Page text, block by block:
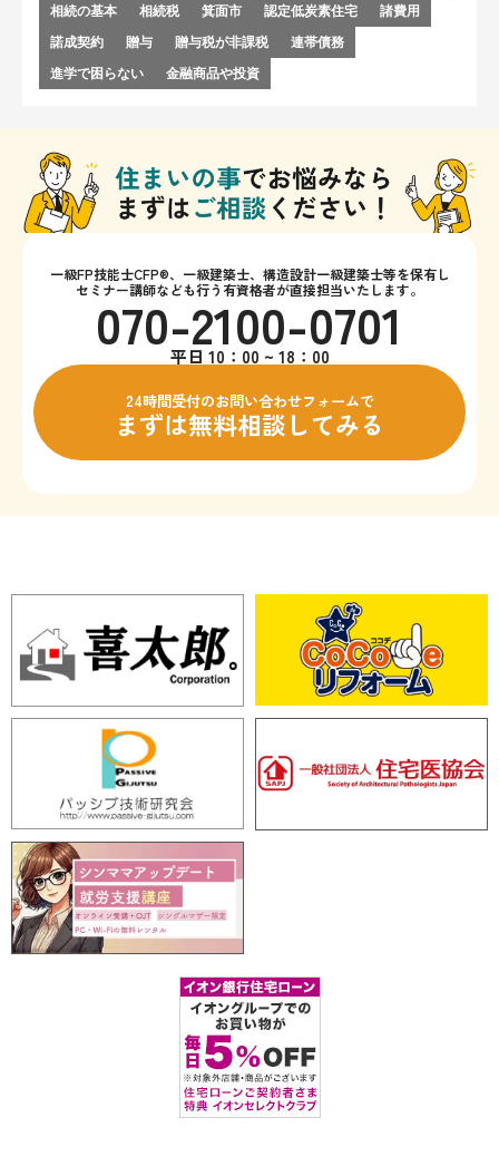
相続の基本
相続税 箕面市 認定低炭素住宅
諸費用
諾成契約
贈与 贈与税が非課税
連帯債務
進学で困らない
金融商品や投資
一級FP技能士CFP®、一級建築士、構造設計一級建築士等を保有し
セミナー講師なども行う有資格者が直接担当いたします。
070-2100-0701
平日 10：00 ~ 18：00
24時間受付のお問い合わせフォームで
まずは無料相談してみる